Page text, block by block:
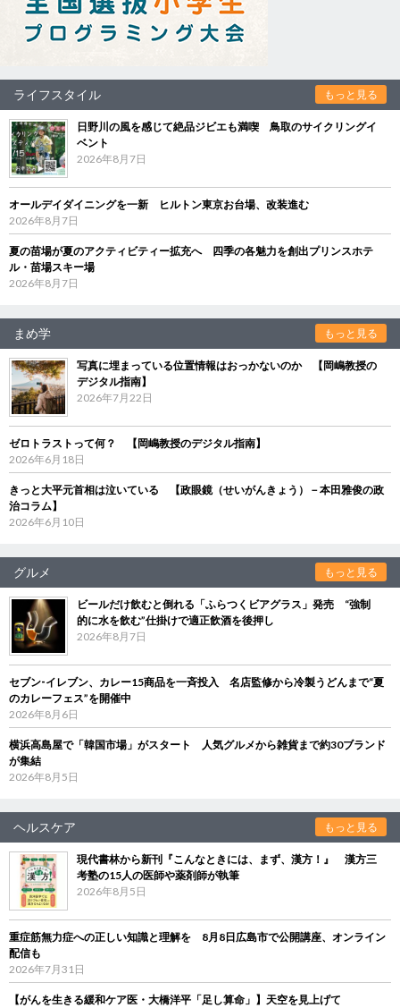
ライフスタイル もっと見る
日野川の風を感じて絶品ジビエも満喫 鳥取のサイクリングイ
ベント
2026年8月7日
オールデイダイニングを一新 ヒルトン東京お台場、改装進む
2026年8月7日
夏の苗場が夏のアクティビティー拡充へ 四季の各魅力を創出プリンスホテ
ル・苗場スキー場
2026年8月7日
まめ学 もっと見る
写真に埋まっている位置情報はおっかないのか 【岡嶋教授の
デジタル指南】
2026年7月22日
ゼロトラストって何？ 【岡嶋教授のデジタル指南】
2026年6月18日
きっと大平元首相は泣いている 【政眼鏡（せいがんきょう）－本田雅俊の政
治コラム】
2026年6月10日
グルメ もっと見る
ビールだけ飲むと倒れる「ふらつくビアグラス」発売 “強制
的に水を飲む”仕掛けで適正飲酒を後押し
2026年8月7日
セブン‐イレブン、カレー15商品を一斉投入 名店監修から冷製うどんまで“夏
のカレーフェス”を開催中
2026年8月6日
横浜高島屋で「韓国市場」がスタート 人気グルメから雑貨まで約30ブランド
が集結
2026年8月5日
ヘルスケア もっと見る
現代書林から新刊『こんなときには、まず、漢方！』 漢方三
考塾の15人の医師や薬剤師が執筆
2026年8月5日
重症筋無力症への正しい知識と理解を 8月8日広島市で公開講座、オンライン
配信も
2026年7月31日
【がんを生きる緩和ケア医・大橋洋平「足し算命」】天空を見上げて